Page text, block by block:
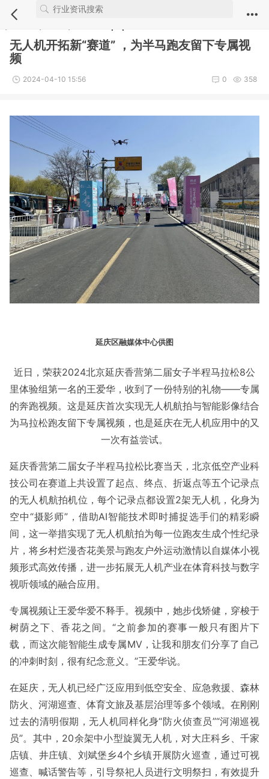
Notice : Undefined index: comment_module in
/webdata/new.iuvs.c
​无人机开拓新“赛道” ，为半马跑友留下专属视
频
2024-04-10 15:56 358
0
延庆区融媒体中心供图
近日，荣获2024北京延庆香营第二届女子半程马拉松8公
里体验组第一名的王爱华，收到了一份特别的礼物——专属
的奔跑视频。这是延庆首次实现无人机航拍与智能影像结合
为马拉松跑友留下专属视频，也是延庆在无人机应用中的又
一次有益尝试。
延庆香营第二届女子半程马拉松比赛当天，北京低空产业科
技公司在赛道上共设置了起点、终点、折返点等五个记录点
的无人机航拍机位，每个记录点都设置2架无人机，化身为
空中“摄影师”，借助AI智能技术即时捕捉选手们的精彩瞬
间，这一举措实现了无人机航拍为每一位跑友生成个性纪录
片，将乡村烂漫杏花美景与跑友户外运动激情以自媒体小视
频形式高效传播，进一步拓展无人机产业在体育科技与数字
视听领域的融合应用。
专属视频让王爱华爱不释手。视频中，她步伐矫健，穿梭于
树荫之下、香花之间。“之前参加的赛事一般只有图片下
载，而这次能智能生成专属MV，让我和朋友们分享了自己
的冲刺时刻，很有纪念意义。”王爱华说。
在延庆，无人机已经广泛应用到低空安全、应急救援、森林
防火、河湖巡查、体育文旅及基层治理等多个领域。在刚刚
过去的清明假期，无人机同样化身“防火侦查员”“河湖巡视
员”。其中，20余架中小型旋翼无人机，对大庄科乡、千家
店镇、井庄镇、刘斌堡乡4个乡镇开展防火巡查，通过可视
巡查、喊话警告等，引导祭祀人员进行文明祭扫，有效提升